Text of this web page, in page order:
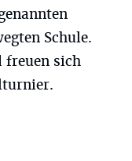
Schule.
freuen sich